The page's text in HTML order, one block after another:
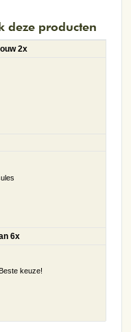
deze producten
2x
6x
keuze!